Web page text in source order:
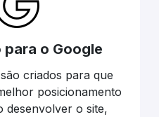
para o Google
criados para que
posicionamento
desenvolver o site,